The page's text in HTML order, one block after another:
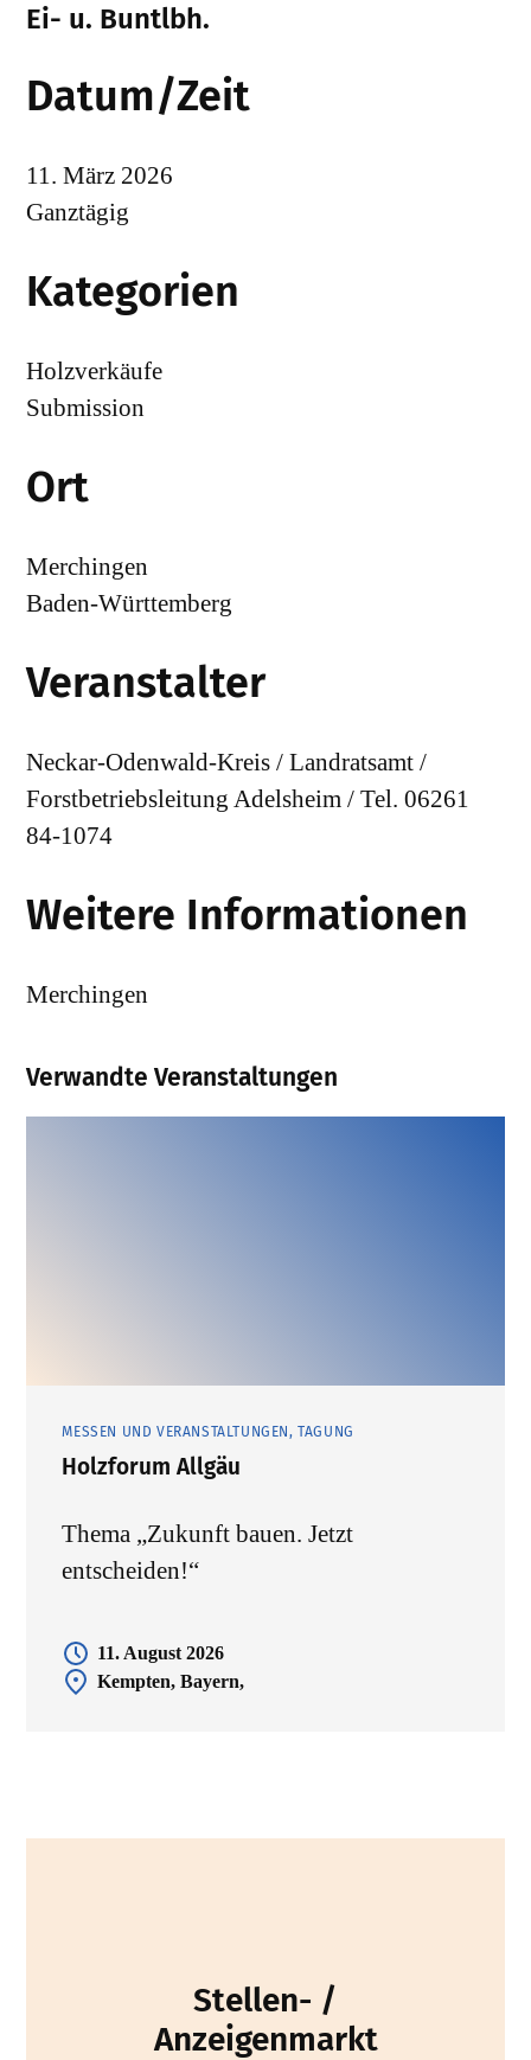
Ei- u. Buntlbh.
Datum/Zeit
11. März 2026
Ganztägig
Kategorien
Holzverkäufe
Submission
Ort
Merchingen
Baden-Württemberg
Veranstalter
Neckar-Odenwald-Kreis / Landratsamt /
Forstbetriebsleitung Adelsheim / Tel. 06261
84-1074
Weitere Informationen
Merchingen
Verwandte Veranstaltungen
MESSEN UND VERANSTALTUNGEN, TAGUNG
Holzforum Allgäu
Thema „Zukunft bauen. Jetzt
entscheiden!“
11. August 2026
Kempten, Bayern,
Stellen- /
Anzeigenmarkt